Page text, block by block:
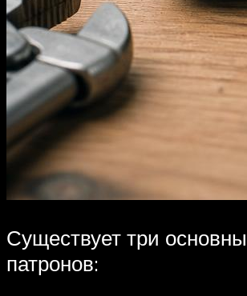
Существует три
патронов: